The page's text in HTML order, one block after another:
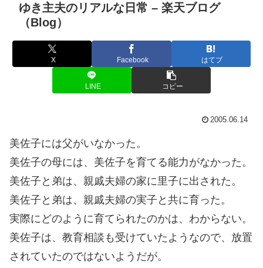
ゆき主夫のリアルな日常 – 楽天ブログ
（Blog）
X Facebook はてブ
LINE コピー
2005.06.14
美佐子には父がいなかった。
美佐子の母には、美佐子を育てる能力がなかった。
美佐子と弟は、親戚夫婦の家に里子に出された。
美佐子と弟は、親戚夫婦の実子と共に育った。
実際にどのように育てられたのかは、わからない。
美佐子は、教育相談も受けていたようなので、放置
されていたのではないようだが。